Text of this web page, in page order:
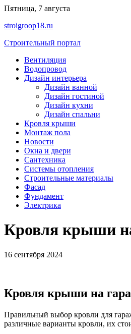
Перейти
содержимому
Пятница, 7 августа
stroigroop18.ru
Строительный портал
Вентиляция
Водопровод
Дизайн интерьера
Дизайн ванной
Дизайн гостиной
Дизайн кухни
Дизайн спальни
Кровля крыши
Монтаж пола
Новости
Окна и двери
Сантехника
Системы отопления
Строительные материалы
Фасад
Фундамент
Электрика
Кровля крыши
16 сентября 2024
Кровля крыши на
Правильный выбор кровли для
различные варианты кровли, их